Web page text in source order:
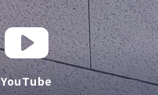
YouTube